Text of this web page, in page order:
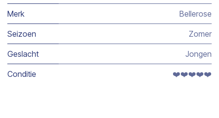
Merk Bellerose
Seizoen Zomer
Geslacht Jongen
Conditie ❤️❤️❤️❤️❤️